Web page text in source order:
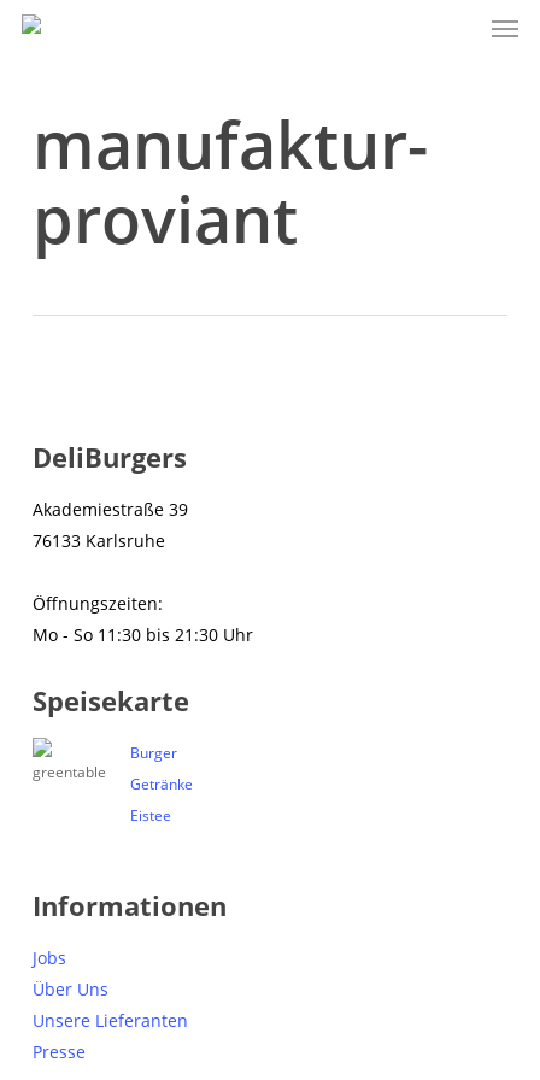
Skip
manufaktur-
proviant
DeliBurgers
Akademiestraße 39
76133 Karlsruhe
Öffnungszeiten:
Mo - So 11:30 bis 21:30 Uhr
Speisekarte
Burger
Getränke
Eistee
Informationen
Jobs
Über Uns
Unsere Lieferanten
Presse